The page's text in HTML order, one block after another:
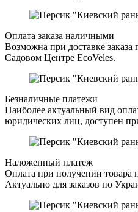
Оплата заказа наличными
Возможна при доставке
Садовом Центре EcoVeles.
Безналичные платежи
Наиболее актуальный вид
юридических лиц, доступен
Наложенный платеж
Оплата при получении товара
Актуально для заказов по